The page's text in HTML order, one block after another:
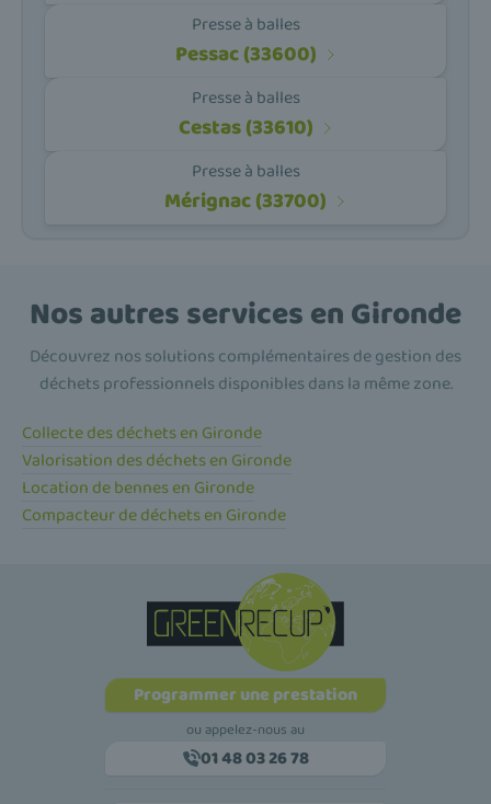
Presse à balles
Pessac (33600)
Presse à balles
Cestas (33610)
Presse à balles
Mérignac (33700)
Nos autres services en Gironde
Découvrez nos solutions complémentaires de gestion des
déchets professionnels disponibles dans la même zone.
Collecte des déchets en Gironde
Valorisation des déchets en Gironde
Location de bennes en Gironde
Compacteur de déchets en Gironde
Programmer une prestation
ou appelez-nous au
01 48 03 26 78